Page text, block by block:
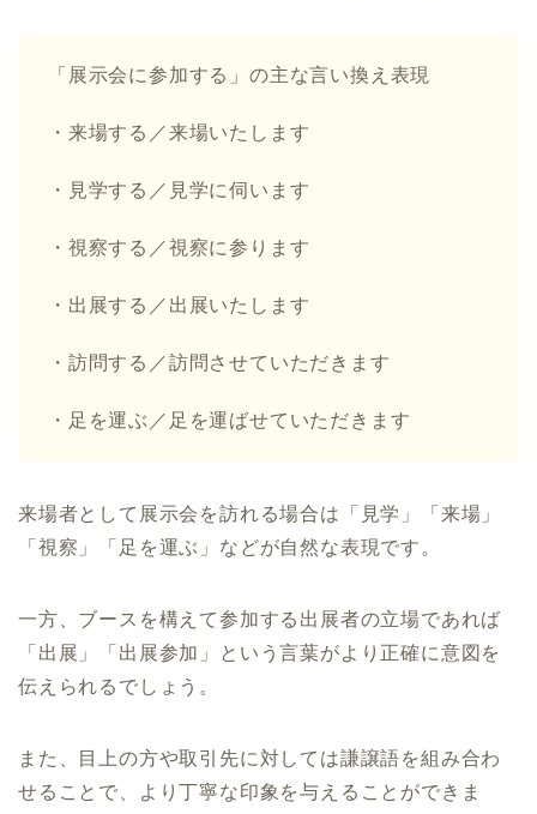
「展示会に参加する」の主な言い換え表現
・来場する／来場いたします
・見学する／見学に伺います
・視察する／視察に参ります
・出展する／出展いたします
・訪問する／訪問させていただきます
・足を運ぶ／足を運ばせていただきます
来場者として展示会を訪れる場合は「見学」「来場」
「視察」「足を運ぶ」などが自然な表現です。
一方、ブースを構えて参加する出展者の立場であれば
「出展」「出展参加」という言葉がより正確に意図を
伝えられるでしょう。
また、目上の方や取引先に対しては謙譲語を組み合わ
せることで、より丁寧な印象を与えることができま